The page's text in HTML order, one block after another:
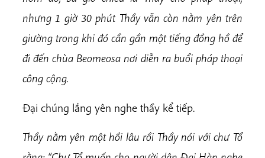
nhưng 1 giờ 30 phút Thầy vẫn còn nằm yên trên
giường trong khi đó cần gần một tiếng đồng hồ để
đi đến chùa Beomeosa nơi diễn ra buổi pháp thoại
công cộng.
Đại chúng lắng yên nghe thầy kể tiếp.
Thầy nằm yên một hồi lâu rồi Thầy nói với chư Tổ